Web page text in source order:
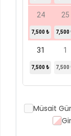
24
7,500 ₺
25
7,500
31
7,500 ₺
1
7,500
Müsait